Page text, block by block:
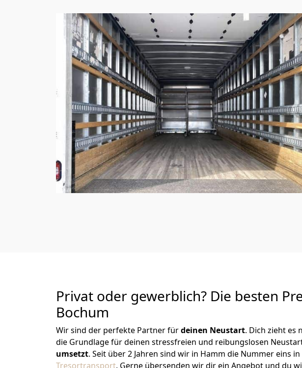
Privat oder gewerblich? Die besten
Bochum
Wir sind der perfekte Partner fürdeinen Neustart. Dich zieht es
die Grundlage für deinen stressfreien und reibungslosen
umsetzt. Seit über 2 Jahren sind wir in Hamm die Nummer eins in
Tresortransport. Gerne übersenden wir dir ein Angebot und du